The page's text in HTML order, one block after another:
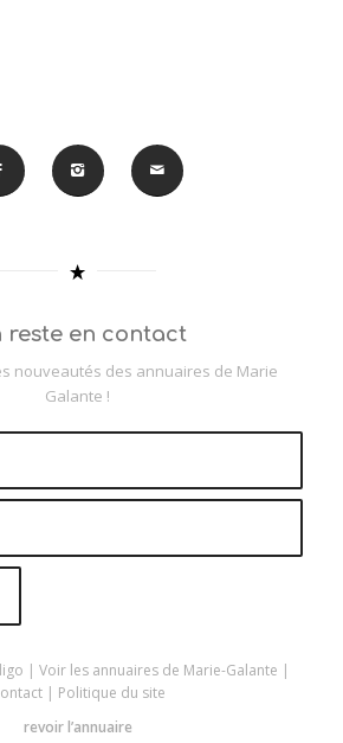
reste en contact
nouveautés des annuaires de Marie
Galante !
| Voir les annuaires de Marie-Galante |
| Politique du site
revoir l’annuaire